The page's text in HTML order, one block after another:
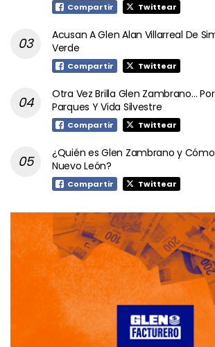
Compartir Twittear
Acusan A Glen Alan Villarreal De
Verde
Compartir Twittear
Otra Vez Brilla Glen Zambrano…
Parques Y Vida Silvestre
Compartir Twittear
¿Quién es Glen Zambrano y Cómo
Nuevo León?
Compartir Twittear